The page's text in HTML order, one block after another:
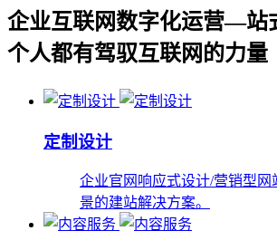
企业互联网数字化运营—站
个人都有驾驭互联网的力量
定制设计
企业官网响应式设计/营销型网
景的建站解决方案。